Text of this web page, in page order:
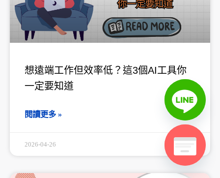
想遠端工作但效率低？這3個AI工具你
一定要知道
閱讀更多 »
2026-04-26